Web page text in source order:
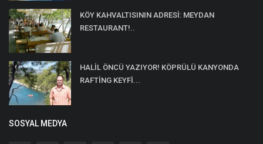
KÖY KAHVALTISININ ADRESİ: MEYDAN
RESTAURANT!..
HALİL ÖNCÜ YAZIYOR! KÖPRÜLÜ KANYONDA
RAFTİNG KEYFİ...
SOSYAL MEDYA